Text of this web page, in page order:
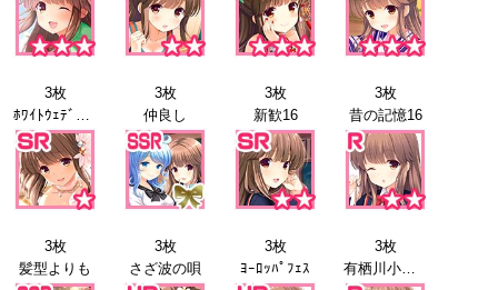
3枚
ﾎﾜｲﾄｳｪﾃﾞｨﾝｸﾞ15
3枚
仲良し
3枚
新歓16
3枚
昔の記憶16
3枚
髪型よりも
3枚
さざ波の唄
3枚
ﾖｰﾛｯﾊﾟﾌｪｽ
3枚
有栖川小枝子